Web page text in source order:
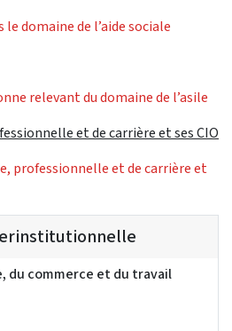
domaine de l’aide sociale
relevant du domaine de l’asile
et de carrière et ses CIO
professionnelle et de carrière et
du commerce et du travail